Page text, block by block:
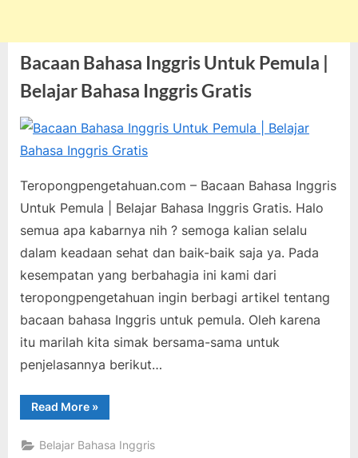
Bacaan Bahasa Inggris Untuk Pemula |
Belajar Bahasa Inggris Gratis
Posted
on
24, 2023
komentarpada
Bahasa
Inggris
Untuk
Pemula
Belajar
Bahasa
Inggris
Gratis
Teropongpengetahuan.com – Bacaan Bahasa Inggris
Untuk Pemula | Belajar Bahasa Inggris Gratis. Halo
semua apa kabarnya nih ? semoga kalian selalu
dalam keadaan sehat dan baik-baik saja ya. Pada
kesempatan yang berbahagia ini kami dari
teropongpengetahuan ingin berbagi artikel tentang
bacaan bahasa Inggris untuk pemula. Oleh karena
itu marilah kita simak bersama-sama untuk
penjelasannya berikut…
Read More“Bacaan
Bahasa
Untuk
Pemula
»
Belajar Bahasa Inggris